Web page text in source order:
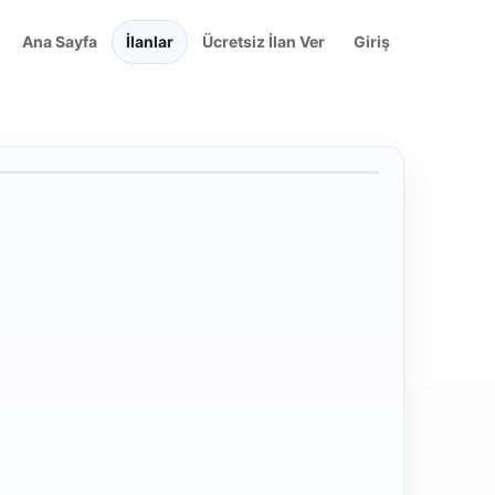
Ana Sayfa İlanlar Ücretsiz İlan Ver Giriş